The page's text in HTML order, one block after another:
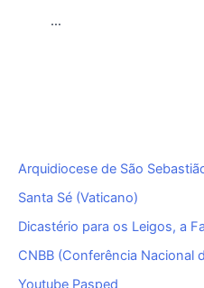
…
Arquidiocese de São
Santa Sé (Vaticano)
Dicastério para os Leigos, a
CNBB (Conferência Nacional
Youtube Pasped